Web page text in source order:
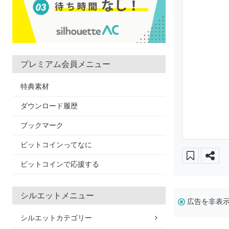
プレミアム会員メニュー
特典素材
ダウンロード履歴
ブックマーク
ビットコインってなに
ビットコインで応援する
シルエットメニュー
シルエットカテゴリー
広告を非表